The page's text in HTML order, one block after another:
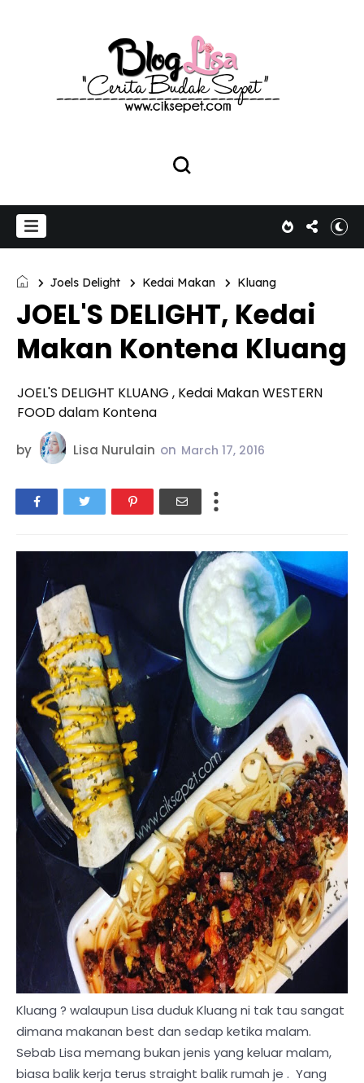
Joels Delight Kedai Makan Kluang
JOEL'S DELIGHT, Kedai
Makan Kontena Kluang
JOEL'S DELIGHT KLUANG , Kedai Makan WESTERN
FOOD dalam Kontena
by Lisa Nurulain on March 17, 2016
Kluang ? walaupun Lisa duduk Kluang ni tak tau sangat
dimana makanan best dan sedap ketika malam.
Sebab Lisa memang bukan jenis yang keluar malam,
biasa balik kerja terus straight balik rumah je . Yang